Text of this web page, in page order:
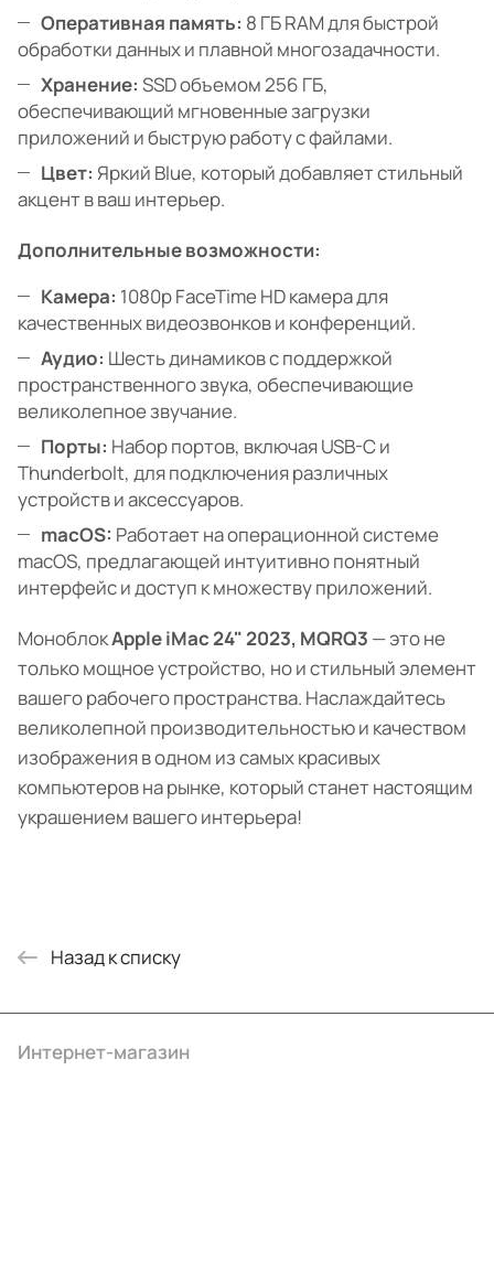
Оперативная память: 8 ГБ RAM для быстрой
обработки данных и плавной многозадачности.
Хранение: SSD объемом 256 ГБ,
обеспечивающий мгновенные загрузки
приложений и быструю работу с файлами.
Цвет: Яркий Blue, который добавляет стильный
акцент в ваш интерьер.
Дополнительные возможности:
Камера: 1080p FaceTime HD камера для
качественных видеозвонков и конференций.
Аудио: Шесть динамиков с поддержкой
пространственного звука, обеспечивающие
великолепное звучание.
Порты: Набор портов, включая USB-C и
Thunderbolt, для подключения различных
устройств и аксессуаров.
macOS: Работает на операционной системе
macOS, предлагающей интуитивно понятный
интерфейс и доступ к множеству приложений.
МоноблокApple iMac 24" 2023, MQRQ3 — это не
только мощное устройство, но и стильный элемент
вашего рабочего пространства. Наслаждайтесь
великолепной производительностью и качеством
изображения в одном из самых красивых
компьютеров на рынке, который станет настоящим
украшением вашего интерьера!
Назад к списку
Интернет-магазин